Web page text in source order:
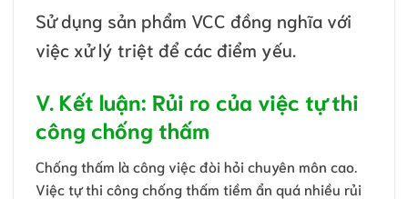
Sử dụng sản phẩm VCC đồng nghĩa với
việc xử lý triệt để các điểm yếu.
V. Kết luận: Rủi ro của việc tự thi
công chống thấm
Chống thấm là công việc đòi hỏi chuyên môn cao.
Việc tự thi công chống thấm tiềm ẩn quá nhiều rủi